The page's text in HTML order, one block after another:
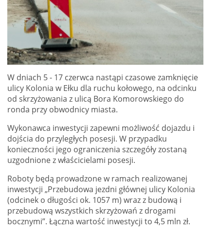
W dniach 5 - 17 czerwca nastąpi czasowe zamknięcie
ulicy Kolonia w Ełku dla ruchu kołowego, na odcinku
od skrzyżowania z ulicą Bora Komorowskiego do
ronda przy obwodnicy miasta.
Wykonawca inwestycji zapewni możliwość dojazdu i
dojścia do przyległych posesji. W przypadku
konieczności jego ograniczenia szczegóły zostaną
uzgodnione z właścicielami posesji.
Roboty będą prowadzone w ramach realizowanej
inwestycji „Przebudowa jezdni głównej ulicy Kolonia
(odcinek o długości ok. 1057 m) wraz z budową i
przebudową wszystkich skrzyżowań z drogami
bocznymi”. Łączna wartość inwestycji to 4,5 mln zł.